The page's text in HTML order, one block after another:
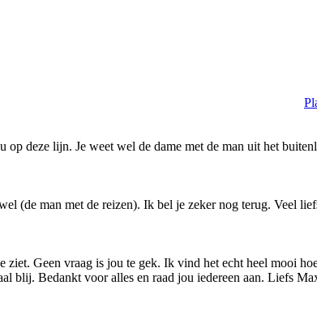
deze lijn. Je weet wel de dame met de man uit het
(de man met de reizen). Ik bel je zeker nog terug. Veel
Geen vraag is jou te gek. Ik vind het echt heel mooi
blij. Bedankt voor alles en raad jou iedereen aan. Liefs